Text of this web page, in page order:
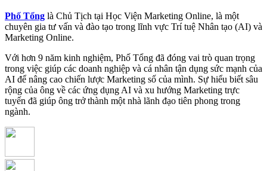
Phố Tổng là Chủ Tịch tại Học Viện Marketing Online, là một
chuyên gia tư vấn và đào tạo trong lĩnh vực Trí tuệ Nhân tạo (AI) và
Marketing Online.
Với hơn 9 năm kinh nghiệm, Phố Tổng đã đóng vai trò quan trọng
trong việc giúp các doanh nghiệp và cá nhân tận dụng sức mạnh của
AI để nâng cao chiến lược Marketing số của mình. Sự hiểu biết sâu
rộng của ông về các ứng dụng AI và xu hướng Marketing trực
tuyến đã giúp ông trở thành một nhà lãnh đạo tiên phong trong
ngành.